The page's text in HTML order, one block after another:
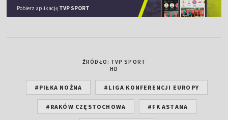
Pobierz aplikację TVP SPORT
ŹRÓDŁO: TVP SPORT
HD
#PIŁKA NOŻNA #LIGA KONFERENCJI EUROPY
#RAKÓW CZĘSTOCHOWA #FK ASTANA